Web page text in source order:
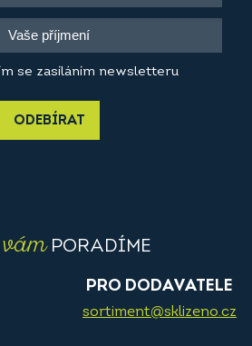
se zasíláním newsletteru
ODEBÍRAT
PORADÍME
PRO DODAVATELE
sortiment@sklizeno.cz